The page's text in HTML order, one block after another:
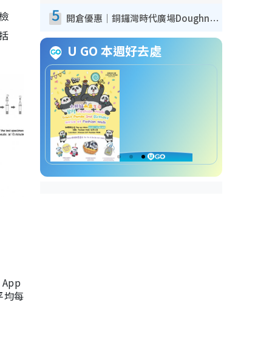
均每
5 開倉優惠｜銅鑼灣時代廣場Doughnut/Campo Marzio開倉低至1折！背囊、書包、手袋劈價$200起
U GO 本週好去處